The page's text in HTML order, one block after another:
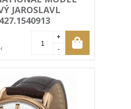
JAROSLAVL
-
+